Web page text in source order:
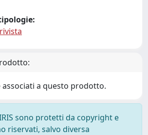
associati a questo prodotto.
sono protetti da copyright e
riservati, salvo diversa